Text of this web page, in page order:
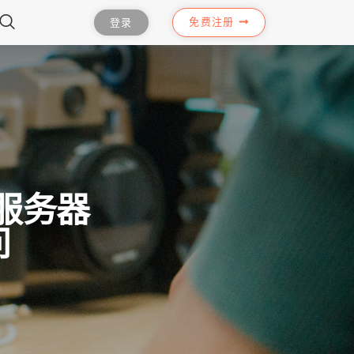
登录 免费注册
务器